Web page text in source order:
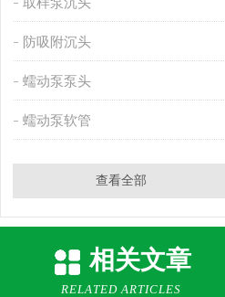
防吸附沉头
蠕动泵泵头
蠕动泵软管
查看全部
相关文章
RELATED ARTICLES